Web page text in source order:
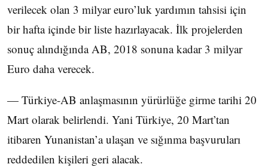
verilecek olan 3 milyar euro’luk yardımın tahsisi için
bir hafta içinde bir liste hazırlayacak. İlk projelerden
sonuç alındığında AB, 2018 sonuna kadar 3 milyar
Euro daha verecek.
— Türkiye-AB anlaşmasının yürürlüğe girme tarihi 20
Mart olarak belirlendi. Yani Türkiye, 20 Mart’tan
itibaren Yunanistan’a ulaşan ve sığınma başvuruları
reddedilen kişileri geri alacak.